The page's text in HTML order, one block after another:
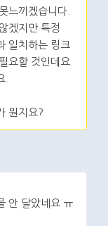
느끼겠습니다.
겠지만 특정
일치하는 링크
요할 것인데요.
.
뭔지요?
안 달았네요 ㅠ